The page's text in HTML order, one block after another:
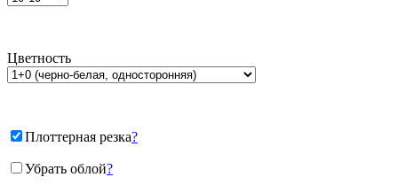
Цветность
Плоттерная резка?
Убрать облой?